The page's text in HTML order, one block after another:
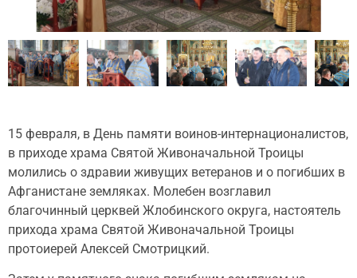
15 февраля, в День памяти воинов-интернационалистов,
в приходе храма Святой Живоначальной Троицы
молились о здравии живущих ветеранов и о погибших в
Афганистане земляках. Молебен возглавил
благочинный церквей Жлобинского округа, настоятель
прихода храма Святой Живоначальной Троицы
протоиерей Алексей Смотрицкий.